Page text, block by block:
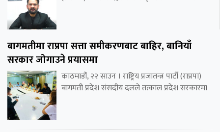
बागमतीमा राप्रपा सत्ता समीकरणबाट बाहिर, बानियाँ
सरकार जोगाउने प्रयासमा
काठमाडौं, २२ साउन । राष्ट्रिय प्रजातन्त्र पार्टी (राप्रपा)
बागमती प्रदेश संसदीय दलले तत्काल प्रदेश सरकारमा